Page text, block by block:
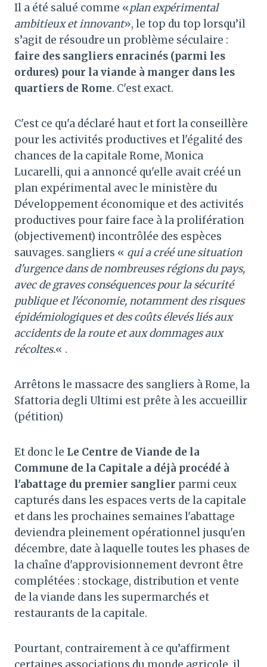
Il a été salué comme «plan expérimental
ambitieux et innovant», le top du top lorsqu’il
s’agit de résoudre un problème séculaire :
faire des sangliers enracinés (parmi les
ordures) pour la viande à manger dans les
quartiers de Rome. C'est exact.
C'est ce qu'a déclaré haut et fort la conseillère
pour les activités productives et l'égalité des
chances de la capitale Rome, Monica
Lucarelli, qui a annoncé qu'elle avait créé un
plan expérimental avec le ministère du
Développement économique et des activités
productives pour faire face à la prolifération
(objectivement) incontrôlée des espèces
sauvages. sangliers « qui a créé une situation
d'urgence dans de nombreuses régions du pays,
avec de graves conséquences pour la sécurité
publique et l'économie, notamment des risques
épidémiologiques et des coûts élevés liés aux
accidents de la route et aux dommages aux
récoltes.« .
Arrêtons le massacre des sangliers à Rome, la
Sfattoria degli Ultimi est prête à les accueillir
(pétition)
Et donc le Le Centre de Viande de la
Commune de la Capitale a déjà procédé à
l'abattage du premier sanglier parmi ceux
capturés dans les espaces verts de la capitale
et dans les prochaines semaines l'abattage
deviendra pleinement opérationnel jusqu'en
décembre, date à laquelle toutes les phases de
la chaîne d'approvisionnement devront être
complétées : stockage, distribution et vente
de la viande dans les supermarchés et
restaurants de la capitale.
Pourtant, contrairement à ce qu’affirment